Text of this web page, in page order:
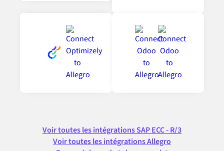
Voir toutes les intégrations SAP ECC - R/3
Voir toutes les intégrations Allegro